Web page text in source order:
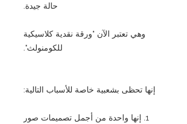
حالة جيدة.
وهي تعتبر الآن "ورقة نقدية كلاسيكية
للكومنولث".
إنها تحظى بشعبية خاصة للأسباب التالية:
1. إنها واحدة من أجمل تصميمات صور